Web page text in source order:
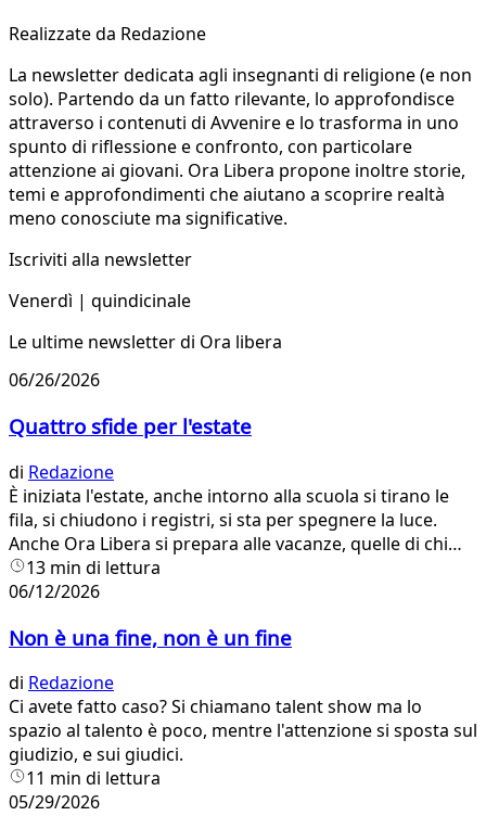
Realizzate da Redazione
La newsletter dedicata agli insegnanti di religione (e non
solo). Partendo da un fatto rilevante, lo approfondisce
attraverso i contenuti di Avvenire e lo trasforma in uno
spunto di riflessione e confronto, con particolare
attenzione ai giovani. Ora Libera propone inoltre storie,
temi e approfondimenti che aiutano a scoprire realtà
meno conosciute ma significative.
Iscriviti alla newsletter
Venerdì | quindicinale
Le ultime newsletter di Ora libera
06/26/2026
Quattro sfide per l'estate
di Redazione
È iniziata l'estate, anche intorno alla scuola si tirano le
fila, si chiudono i registri, si sta per spegnere la luce.
Anche Ora Libera si prepara alle vacanze, quelle di chi
insegna e quelle di chi studia.
13 min di lettura
06/12/2026
Non è una fine, non è un fine
di Redazione
Ci avete fatto caso? Si chiamano talent show ma lo
spazio al talento è poco, mentre l'attenzione si sposta sul
giudizio, e sui giudici.
11 min di lettura
05/29/2026